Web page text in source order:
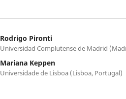
Rodrigo Pironti
Universidad Complutense de Madrid
Mariana Keppen
Universidade de Lisboa (Lisboa, Portugal)